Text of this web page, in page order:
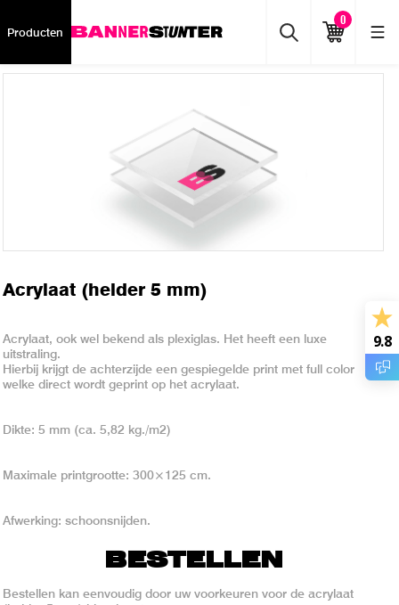
Producten
0
Acrylaat (helder 5 mm)
Acrylaat, ook wel bekend als plexiglas. Het heeft een luxe
uitstraling.
Hierbij krijgt de achterzijde een gespiegelde print met full color
welke direct wordt geprint op het acrylaat.
Dikte: 5 mm (ca. 5,82 kg./m2)
Maximale printgrootte: 300×125 cm.
Afwerking: schoonsnijden.
BESTELLEN
Bestellen kan eenvoudig door uw voorkeuren voor de acrylaat
9.8